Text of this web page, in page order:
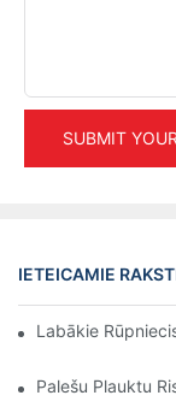
SUBMIT
IETEICAMIE
Labākie
Palešu Plauktu